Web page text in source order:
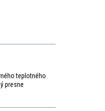
teplotného
presne